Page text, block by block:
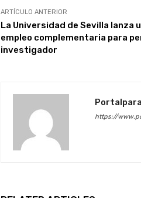
ARTÍCULO ANTERIOR
La Universidad de Sevilla lanza
empleo complementaria para
investigador
https://